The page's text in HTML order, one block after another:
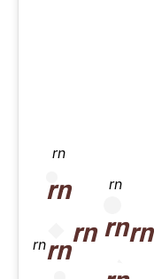
rn
rn
rn
rn
rn
rn
rnrn